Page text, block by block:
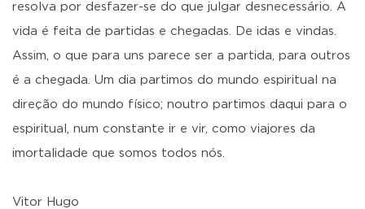
resolva por desfazer-se do que julgar desnecessário. A
vida é feita de partidas e chegadas. De idas e vindas.
Assim, o que para uns parece ser a partida, para outros
é a chegada. Um dia partimos do mundo espiritual na
direção do mundo físico; noutro partimos daqui para o
espiritual, num constante ir e vir, como viajores da
imortalidade que somos todos nós.
Vitor Hugo